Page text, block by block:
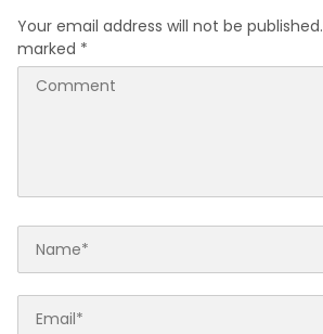
Your email address will not be published.
marked *